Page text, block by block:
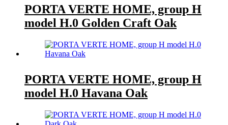
PORTA VERTE HOME, group H
model H.0 Golden Craft Oak
PORTA VERTE HOME, group H
model H.0 Havana Oak